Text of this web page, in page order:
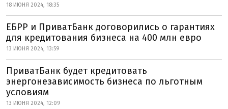
18 ИЮНЯ 2024, 18:35
ЕБРР и ПриватБанк договорились о гарантиях
для кредитования бизнеса на 400 млн евро
13 ИЮНЯ 2024, 13:59
ПриватБанк будет кредитовать
энергонезависимость бизнеса по льготным
условиям
13 ИЮНЯ 2024, 12:09